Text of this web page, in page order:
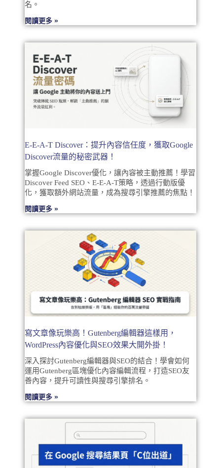
名。
閱讀更多 »
E-E-A-T Discover：提升內容信任度，獲取Google
Discover流量的秘密武器！
掌握Google Discover優化，讓內容被主動推薦！學習
Discover Feed SEO、E-E-A-T策略，透過行動版優
化，獲取額外網站流量，成為搜尋引擎推薦的焦點！
閱讀更多 »
寫文章像玩樂高！Gutenberg編輯器這樣用，
WordPress內容優化與SEO效果大開外掛！
深入探討Gutenberg編輯器與SEO的結合！學會如何
運用Gutenberg區塊優化內容編輯流程，打造SEO友
善內容，提升可讀性與搜尋引擎排名。
閱讀更多 »